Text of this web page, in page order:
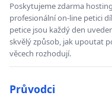
Poskytujeme zdarma
profesionální on-line petici
petice jsou každý den
skvělý způsob, jak upoutat
věcech rozhodují.
Průvodci